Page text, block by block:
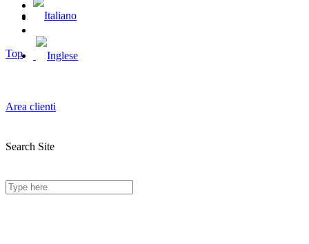
Area clienti
Search Site
Top